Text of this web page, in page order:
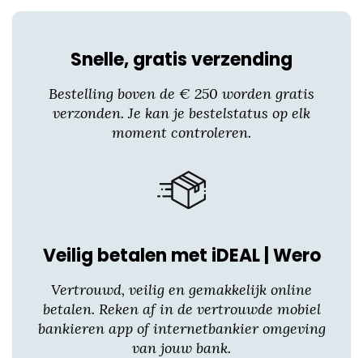
Snelle, gratis verzending
Bestelling boven de € 250 worden gratis
verzonden. Je kan je bestelstatus op elk
moment controleren.
Veilig betalen met iDEAL | Wero
Vertrouwd, veilig en gemakkelijk online
betalen. Reken af in de vertrouwde mobiel
bankieren app of internetbankier omgeving
van jouw bank.